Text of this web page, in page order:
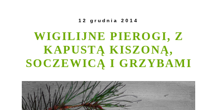
12 grudnia 2014
WIGILIJNE PIEROGI, Z
KAPUSTĄ KISZONĄ,
SOCZEWICĄ I GRZYBAMI